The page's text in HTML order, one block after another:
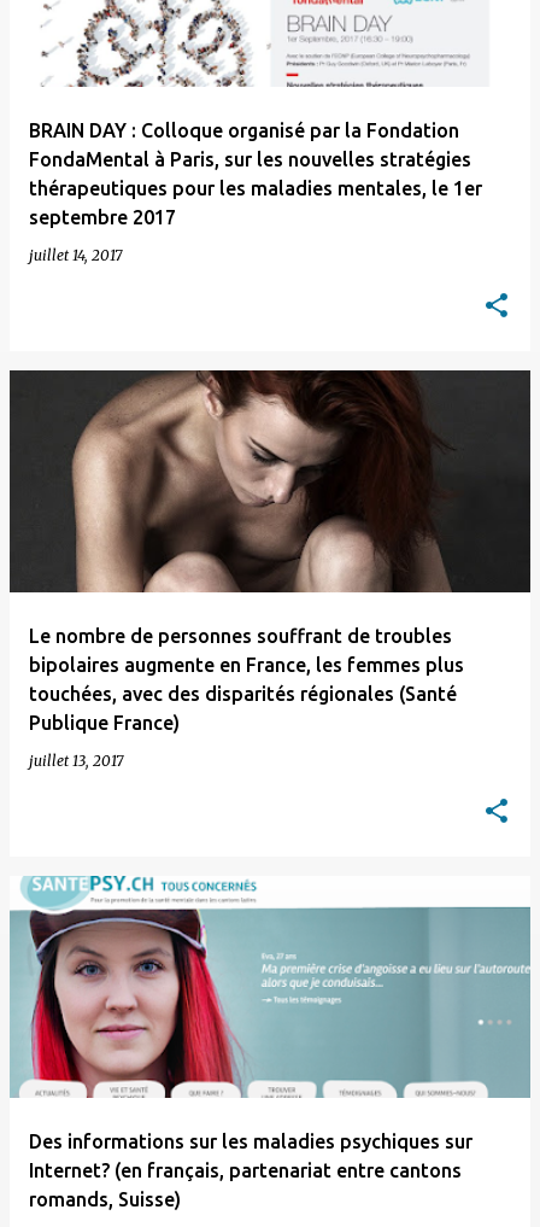
BRAIN DAY : Colloque organisé par la Fondation
FondaMental à Paris, sur les nouvelles stratégies
thérapeutiques pour les maladies mentales, le 1er
septembre 2017
juillet 14, 2017
Le nombre de personnes souffrant de troubles
bipolaires augmente en France, les femmes plus
touchées, avec des disparités régionales (Santé
Publique France)
juillet 13, 2017
Des informations sur les maladies psychiques sur
Internet? (en français, partenariat entre cantons
romands, Suisse)